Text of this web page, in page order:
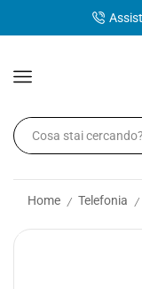
Home / Telefonia /